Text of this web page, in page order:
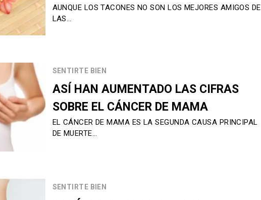
AUNQUE LOS TACONES NO SON LOS MEJORES AMIGOS DE
LAS…
SENTIRTE BIEN
ASÍ HAN AUMENTADO LAS CIFRAS
SOBRE EL CÁNCER DE MAMA
EL CÁNCER DE MAMA ES LA SEGUNDA CAUSA PRINCIPAL
DE MUERTE…
SENTIRTE BIEN